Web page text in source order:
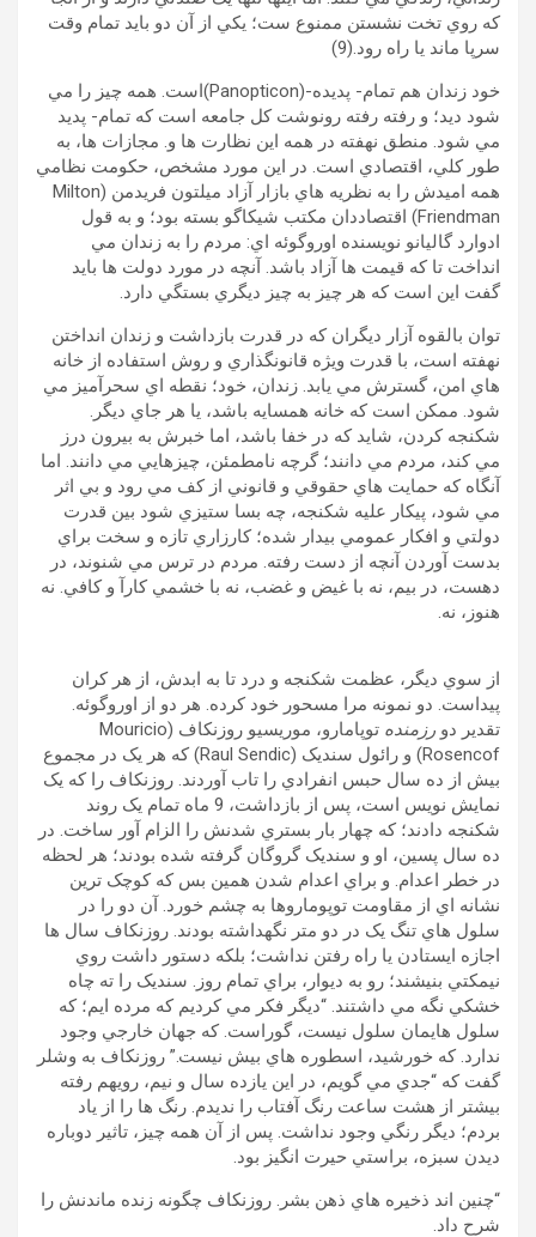
که روي تخت نشستن ممنوع ست؛ يکي از آن دو بايد تمام وقت
سرپا ماند يا راه رود.(9)
خود زندان هم تمام- پديده-(Panopticon)است. همه چيز را مي
شود ديد؛ و رفته رفته رونوشت کل جامعه است که تمام- پديد
مي شود. منطق نهفته در همه اين نظارت ها و. مجازات ها، به
طور کلي، اقتصادي است. در اين مورد مشخص، حکومت نظامي
همه اميدش را به نظريه هاي بازار آزاد ميلتون فريدمن (Milton
Friendman) اقتصاددان مکتب شیکاگو بسته بود؛ و به قول
ادوارد گاليانو نويسنده اوروگوئه اي: مردم را به زندان مي
انداخت تا که قيمت ها آزاد باشد. آنچه در مورد دولت ها بايد
گفت اين است که هر چيز به چيز ديگري بستگي دارد.
توان بالقوه آزار ديگران که در قدرت بازداشت و زندان انداختن
نهفته است، با قدرت ويژه قانونگذاري و روش استفاده از خانه
هاي امن، گسترش مي يابد. زندان، خود؛ نقطه اي سحرآميز مي
شود. ممکن است که خانه همسايه باشد، يا هر جاي ديگر.
شکنجه کردن، شايد که در خفا باشد، اما خبرش به بيرون درز
مي کند، مردم مي دانند؛ گرچه نامطمئن، چيزهايي مي دانند. اما
آنگاه که حمايت هاي حقوقي و قانوني از کف مي رود و بي اثر
مي شود، پيکار عليه شکنجه، چه بسا ستيزي شود بين قدرت
دولتي و افکار عمومي بيدار شده؛ کارزاري تازه و سخت براي
بدست آوردن آنچه از دست رفته. مردم در ترس مي شنوند، در
دهست، در بيم، نه با غيض و غضب، نه با خشمي کارآ و کافي. نه
هنوز، نه.
از سوي ديگر، عظمت شکنجه و درد تا به ابدش، از هر کران
پيداست. دو نمونه مرا مسحور خود کرده. هر دو از اوروگوئه.
تقدير دو رزمنده
توپامارو، موريسيو روزنکاف (Mouricio
Rosencof) و رائول سنديک (Raul Sendic) که هر يک در مجموع
بيش از ده سال حبس انفرادي را تاب آوردند. روزنکاف را که يک
نمايش نويس است، پس از بازداشت، 9 ماه تمام يک روند
شکنجه دادند؛ که چهار بار بستري شدنش را الزام آور ساخت. در
ده سال پسين، او و سنديک گروگان گرفته شده بودند؛ هر لحظه
در خطر اعدام. و براي اعدام شدن همين بس که کوچک ترين
نشانه اي از مقاومت توپوماروها به چشم خورد. آن دو را در
سلول هاي تنگ يک در دو متر نگهداشته بودند. روزنکاف سال ها
اجازه ايستادن يا راه رفتن نداشت؛ بلکه دستور داشت روي
نيمکتي بنيشند؛ رو به ديوار، براي تمام روز. سنديک را ته چاه
خشکي نگه مي داشتند. “ديگر فکر مي کرديم که مرده ايم؛ که
سلول هايمان سلول نيست، گوراست. که جهان خارجي وجود
ندارد. که خورشيد، اسطوره هاي بيش نيست.” روزنکاف به وشلر
گفت که “جدي مي گويم، در اين يازده سال و نيم، رويهم رفته
بيشتر از هشت ساعت رنگ آفتاب را نديدم. رنگ ها را از یاد
بردم؛ ديگر رنگي وجود نداشت. پس از آن همه چيز، تاثير دوباره
ديدن سبزه، براستي حيرت انگيز بود.
“چنين اند ذخيره هاي ذهن بشر. روزنکاف چگونه زنده ماندنش را
شرح داد.